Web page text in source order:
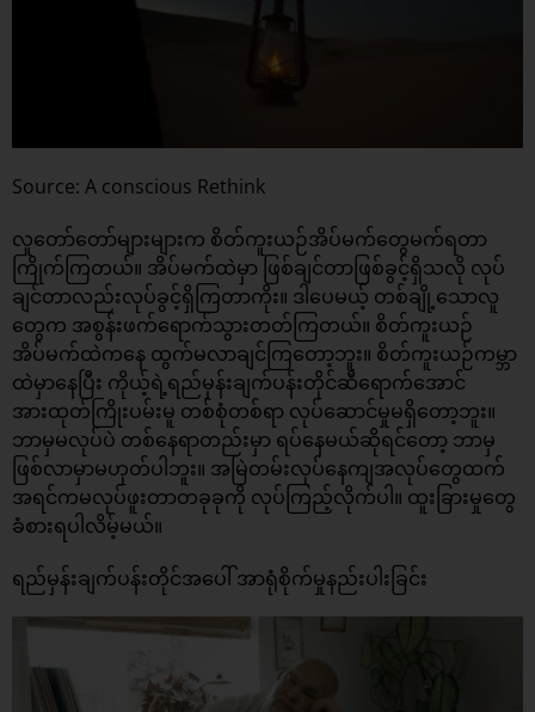
Source: A conscious Rethink
လူတော်တော်များများက စိတ်ကူးယဉ်အိပ်မက်တွေမက်ရတာ
ကြိုက်ကြတယ်။ အိပ်မက်ထဲမှာ ဖြစ်ချင်တာဖြစ်ခွင့်ရှိသလို လုပ်
ချင်တာလည်းလုပ်ခွင့်ရှိကြတာကိုး။ ဒါပေမယ့် တစ်ချို့သောလူ
တွေက အစွန်းဖက်ရောက်သွားတတ်ကြတယ်။ စိတ်ကူးယဉ်
အိပ်မက်ထဲကနေ ထွက်မလာချင်ကြတော့ဘူး။ စိတ်ကူးယဉ်ကမ္ဘာ
ထဲမှာနေပြီး ကိုယ့်ရဲ့ရည်မှန်းချက်ပန်းတိုင်ဆီရောက်အောင်
အားထုတ်ကြိုးပမ်းမူ တစ်စုံတစ်ရာ လုပ်ဆောင်မှုမရှိတော့ဘူး။
ဘာမှမလုပ်ပဲ တစ်နေရာတည်းမှာ ရပ်နေမယ်ဆိုရင်တော့ ဘာမှ
ဖြစ်လာမှာမဟုတ်ပါဘူး။ အမြဲတမ်းလုပ်နေကျအလုပ်တွေထက်
အရင်ကမလုပ်ဖူးတာတခုခုကို လုပ်ကြည့်လိုက်ပါ။ ထူးခြားမှုတွေ
ခံစားရပါလိမ့်မယ်။
ရည်မှန်းချက်ပန်းတိုင်အပေါ် အာရုံစိုက်မှုနည်းပါးခြင်း